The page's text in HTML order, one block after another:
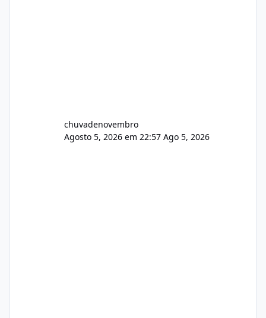
chuvadenovembro
Agosto 5, 2026 em 22:57 Ago 5, 2026